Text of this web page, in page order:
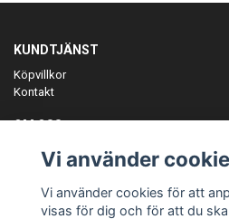
KUNDTJÄNST
Köpvillkor
Kontakt
OM OSS
ANMÄL DIG TILL VÅRT
Vi använder
Vi använder cookies för att
visas för dig och för att du